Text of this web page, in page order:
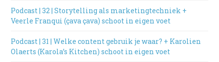
Podcast | 32 | Storytelling als marketingtechniek +
Veerle Franqui (çava çava) schoot in eigen voet
Podcast | 31 | Welke content gebruik je waar? + Karolien
Olaerts (Karola’s Kitchen) schoot in eigen voet